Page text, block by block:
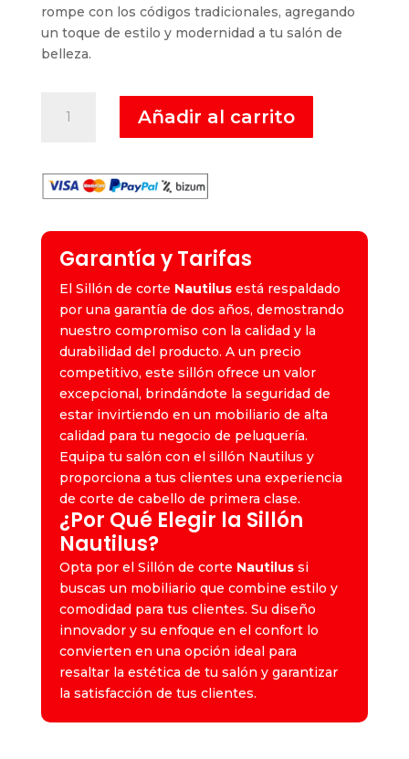
rompe con los códigos tradicionales, agregando
un toque de estilo y modernidad a tu salón de
belleza.
Corte
Añadir al carrito
Garantía y Tarifas
El Sillón de corte Nautilusestá respaldado
por una garantía de dos años, demostrando
nuestro compromiso con la calidad y la
durabilidad del producto. A un precio
competitivo, este sillón ofrece un valor
excepcional, brindándote la seguridad de
estar invirtiendo en un mobiliario de alta
calidad para tu negocio de peluquería.
Equipa tu salón con el sillón Nautilus y
proporciona a tus clientes una experiencia
de corte de cabello de primera clase.
¿Por Qué Elegir la Sillón
Nautilus?
Opta por el Sillón de corte Nautilussi
buscas un mobiliario que combine estilo y
comodidad para tus clientes. Su diseño
innovador y su enfoque en el confort lo
convierten en una opción ideal para
resaltar la estética de tu salón y garantizar
la satisfacción de tus clientes.